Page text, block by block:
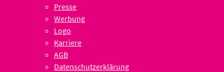
Presse
Werbung
Logo
Karriere
AGB
Datenschutzerklärung